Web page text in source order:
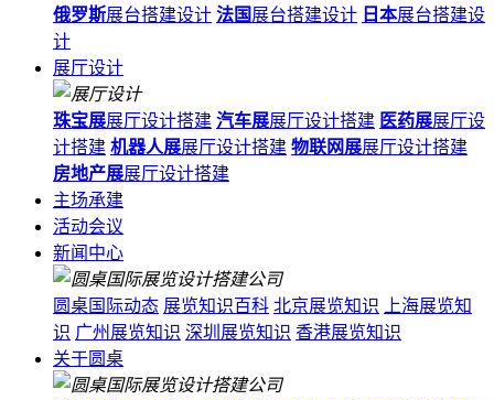
俄罗斯展台搭建设计 法国 展台搭建设计 日本展台搭建设
计
展厅设计
珠宝展展厅设计搭建 汽车展展厅设计搭建 医药展展厅设
计搭建 机器人展展厅设计搭建 物联网展展厅设计搭建
房地产展展厅设计搭建
主场承建
活动会议
新闻中心
圆桌国际动态 展览知识百科 北京展览知识
上海展览知
识 广州展览知识 深圳展览知识 香港展览知识
关于圆桌